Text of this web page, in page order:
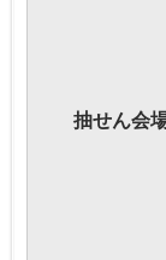
抽せん会